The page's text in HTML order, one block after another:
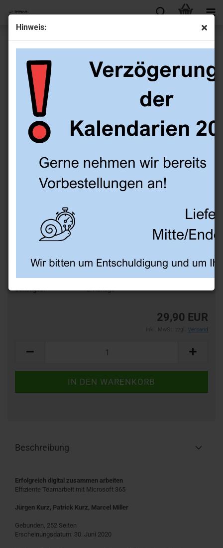
Hinweis:
Erfolgreich digital zusammen arbeiten
Sonstiges:
2. Auflage
29,90 EUR
Versand
Beschreibung
Erfolgreich digital zusammen arbeiten
Effiziente Teamarbeit mit Microsoft 365
Jürgen Kurz, Patrick Kurz, Marcel Miller
Gebunden, 252 Seiten
Erscheinungsdatum: 30. Juni 2020